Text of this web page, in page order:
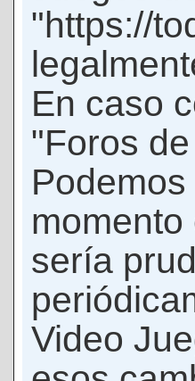
"https://
En caso
"Foros
sería
Video